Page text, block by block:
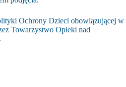
Ochrony Dzieci obowiązującej w
Towarzystwo Opieki nad